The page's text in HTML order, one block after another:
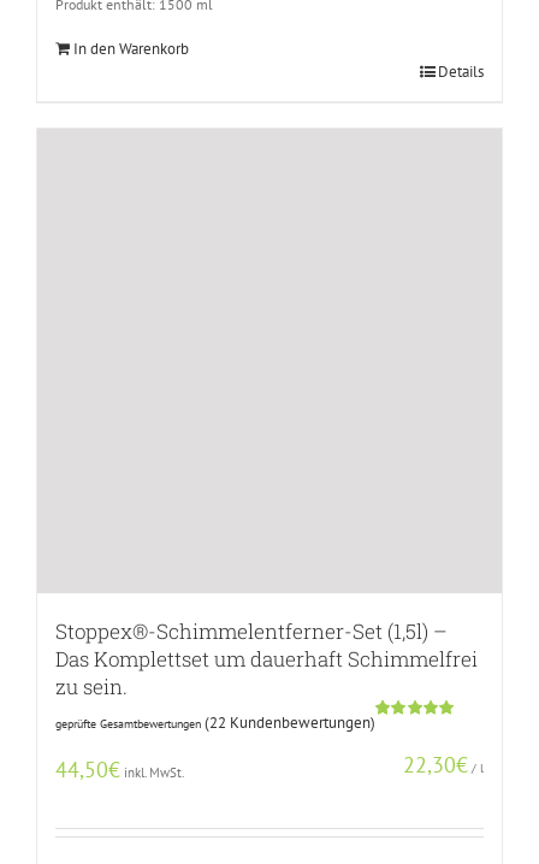
Produkt enthält: 1500 ml
In den Warenkorb
Details
Stoppex®-Schimmelentferner-Set (1,5l) –
Das Komplettset um dauerhaft Schimmelfrei
zu sein.
von 5,
basierend
geprüfte Gesamtbewertungen (22 Kundenbewertungen)
44,50€ inkl. MwSt. 22,30€ / l